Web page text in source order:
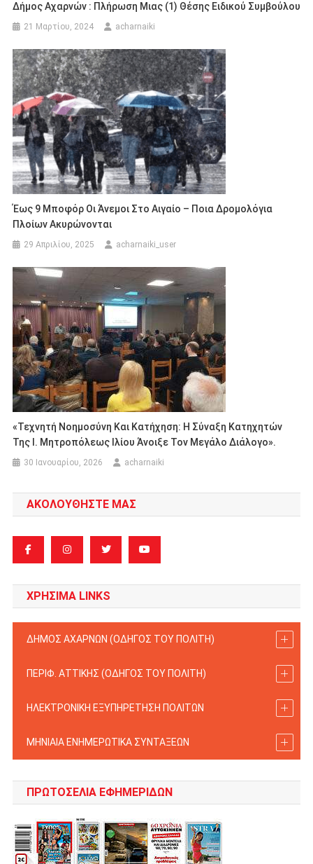
Δήμος Αχαρνών : Πλήρωση Μιας (1) Θέσης Ειδικού Συμβούλου
21 Μαρτίου, 2024 acharnaiki
Έως 9 Μποφόρ Οι Άνεμοι Στο Αιγαίο – Ποια Δρομολόγια
Πλοίων Ακυρώνονται
29 Απριλίου, 2025 acharnaiki_user
«Τεχνητή Νοημοσύνη Και Κατήχηση: Η Σύναξη Κατηχητών
Της Ι. Μητροπόλεως Ιλίου Άνοιξε Τον Μεγάλο Διάλογο».
30 Ιανουαρίου, 2026 acharnaiki
ΑΚΟΛΟΥΘΗΣΤΕ ΜΑΣ
ΧΡΗΣΙΜΑ LINKS
ΔΗΜΟΣ ΑΧΑΡΝΩΝ (ΟΔΗΓΟΣ TOY ΠΟΛΙΤΗ)
ΠΕΡΙΦ. ΑΤΤΙΚΗΣ (ΟΔΗΓΟΣ TOY ΠΟΛΙΤΗ)
ΗΛΕΚΤΡΟΝΙΚΗ ΕΞΥΠΗΡΕΤΗΣΗ ΠΟΛΙΤΩΝ
ΜΗΝΙΑΙΑ ΕΝΗΜΕΡΩΤΙΚΑ ΣΥΝΤΑΞΕΩΝ
ΠΡΩΤΟΣΈΛΙΑ ΕΦΗΜΕΡΊΔΩΝ